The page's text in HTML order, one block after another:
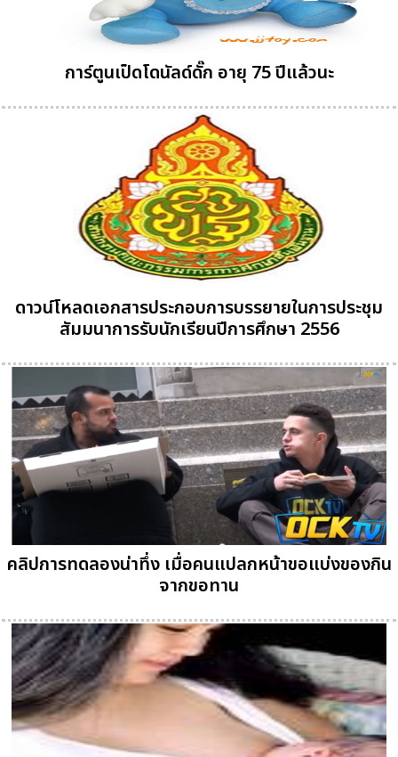
การ์ตูนเป็ดโดนัลด์ดั๊ก อายุ 75 ปีแล้วนะ
ดาวน์โหลดเอกสารประกอบการบรรยายในการประชุม
สัมมนาการรับนักเรียนปีการศึกษา 2556
คลิปการทดลองน่าทึ่ง เมื่อคนแปลกหน้าขอแบ่งของกิน
จากขอทาน